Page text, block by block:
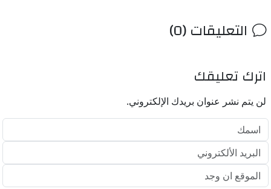
التعليقات (0)
اترك تعليقك
لن يتم نشر عنوان بريدك الإلكتروني.